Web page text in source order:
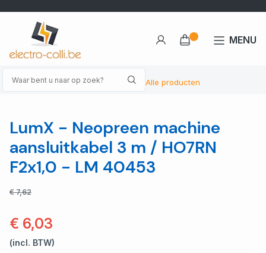
Alle producten
MENU
LumX - Neopreen machine
aansluitkabel 3 m / HO7RN
F2x1,0 - LM 40453
€ 7,62
€ 6,03
(incl. BTW)